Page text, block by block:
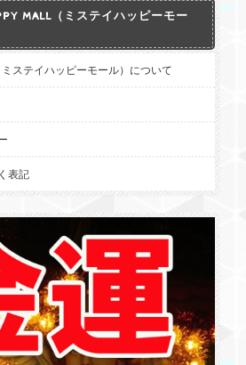
MALL（ミステイハッピーモー
ステイハッピーモール）について
表記